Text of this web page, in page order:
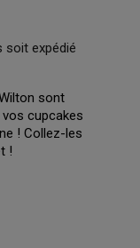
expédié
sont
cupcakes
! Collez-les
!